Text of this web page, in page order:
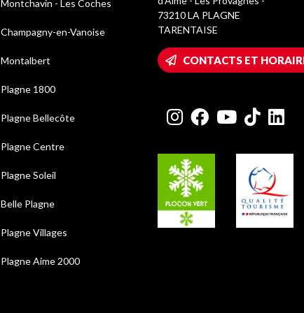
Montchavin - Les Coches
Champagny-en-Vanoise
Montalbert
Plagne 1800
Plagne Bellecôte
Plagne Centre
Plagne Soleil
Belle Plagne
Plagne Villages
Plagne Aime 2000
73210 LA PLAGNE
TARENTAISE
CONTACTS ET